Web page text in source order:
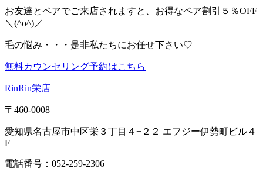
お友達とペアでご来店されますと、お得なペア割引５％OFF
＼(^o^)／
毛の悩み・・・是非私たちにお任せ下さい♡
無料カウンセリング予約はこちら
RinRin栄店
〒460-0008
愛知県名古屋市中区栄３丁目４−２２ エフジー伊勢町ビル４
F
電話番号：052-259-2306